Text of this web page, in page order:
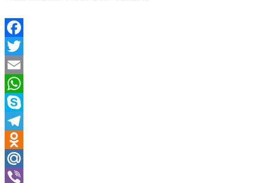
Facebook
Twitter
Email
WhatsApp
Skype
Telegram
Odnoklassniki
Mail.Ru